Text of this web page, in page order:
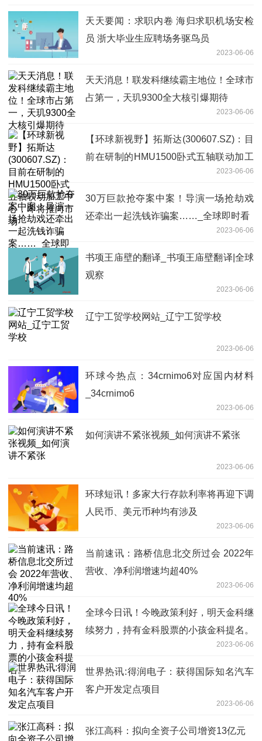
天天要闻：求职内卷 海归求职机场安检
员 浙大毕业生应聘场务驱鸟员
2023-06-06
天天消息！联发科继续霸主地位！全球市
占第一，天玑9300全大核引爆期待
2023-06-06
【环球新视野】拓斯达(300607.SZ)：目
前在研制的HMU1500卧式五轴联动加工
2023-06-06
30万巨款抢夺案中案！导演一场抢劫戏
还牵出一起洗钱诈骗案……_全球即时看
2023-06-06
书项王庙壁的翻译_书项王庙壁翻译|全球
观察
2023-06-06
辽宁工贸学校网站_辽宁工贸学校
2023-06-06
环球今热点：34crnimo6对应国内材料
_34crnimo6
2023-06-06
如何演讲不紧张视频_如何演讲不紧张
2023-06-06
环球短讯！多家大行存款利率将再迎下调
人民币、美元币种均有涉及
2023-06-06
当前速讯：路桥信息北交所过会 2022年
营收、净利润增速均超40%
2023-06-06
全球今日讯！今晚政策利好，明天金科继
续努力，持有金科股票的小孩金科提名。
2023-06-06
世界热讯:得润电子：获得国际知名汽车
客户开发定点项目
2023-06-06
张江高科：拟向全资子公司增资13亿元